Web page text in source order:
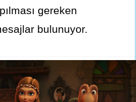
gereken
bulunuyor.